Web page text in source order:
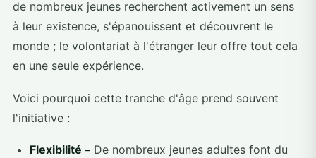
de nombreux jeunes recherchent activement un sens
à leur existence, s'épanouissent et découvrent le
monde ; le volontariat à l'étranger leur offre tout cela
en une seule expérience.
Voici pourquoi cette tranche d'âge prend souvent
l'initiative :
Flexibilité – De nombreux jeunes adultes font du